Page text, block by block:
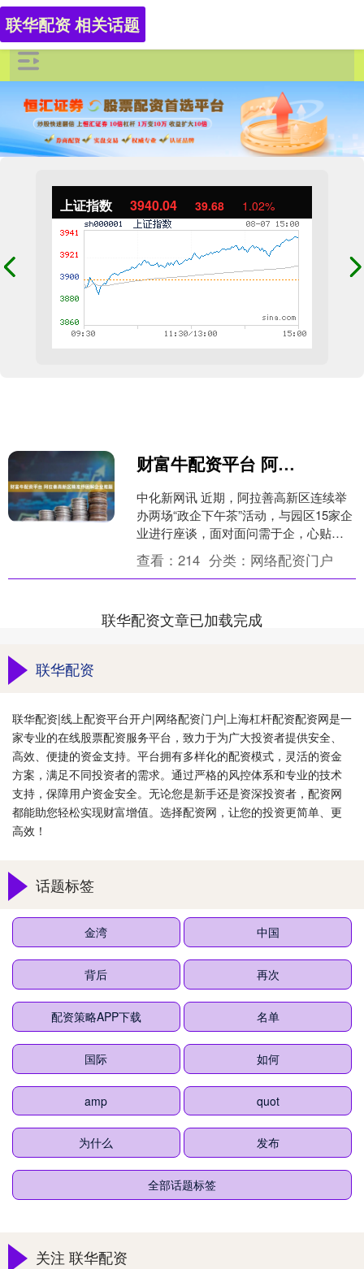
上证指数 3940.04 39.68 1.02%
联华配资 相关话题
财富牛配资平台 阿拉善高新区精准纾困解企业难题
中化新网讯 近期，阿拉善高新区连续举
办两场“政企下午茶”活动，与园区15家企
业进行座谈，面对面问需于企，心贴心
排忧解难。 针对企业提出的困难诉求和
意见建议，阿拉....
查看：214 分类： 网络配资门户
联华配资文章已加载完成
联华配资
联华配资|线上配资平台开户|网络配资门户|上海杠杆配资配资网是一
家专业的在线股票配资服务平台，致力于为广大投资者提供安全、
高效、便捷的资金支持。平台拥有多样化的配资模式，灵活的资金
方案，满足不同投资者的需求。通过严格的风控体系和专业的技术
支持，保障用户资金安全。无论您是新手还是资深投资者，配资网
都能助您轻松实现财富增值。选择配资网，让您的投资更简单、更
高效！
话题标签
金湾 中国
背后 再次
配资策略APP下载 名单
国际 如何
amp quot
为什么 发布
全部话题标签
关注 联华配资